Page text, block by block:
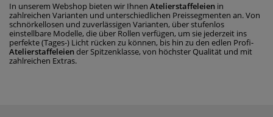
In unserem Webshop bieten wir Ihnen Atelierstaffeleien in
zahlreichen Varianten und unterschiedlichen Preissegmenten an. Von
schnörkellosen und zuverlässigen Varianten, über stufenlos
einstellbare Modelle, die über Rollen verfügen, um sie jederzeit ins
perfekte (Tages-) Licht rücken zu können, bis hin zu den edlen Profi-
Atelierstaffeleiender Spitzenklasse, von höchster Qualität und mit
zahlreichen Extras.